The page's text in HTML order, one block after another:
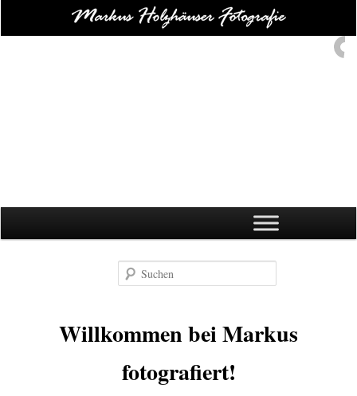
Suchen
Willkommen bei Markus
fotografiert!